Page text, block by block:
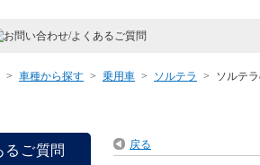
> 車種から探す > 乗用車 > ソルテラ >
ソルテ
ご質問 戻る